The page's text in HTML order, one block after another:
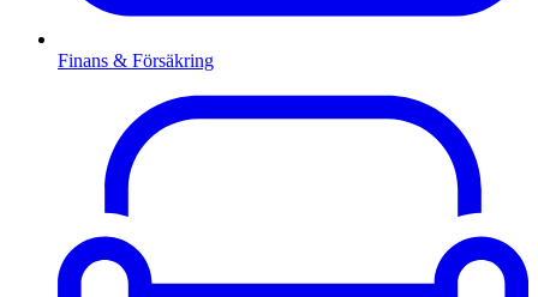
Finans & Försäkring